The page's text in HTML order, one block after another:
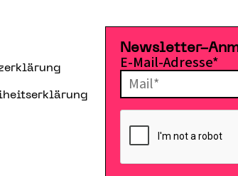
Newsletter-
E-Mail-Adresse*